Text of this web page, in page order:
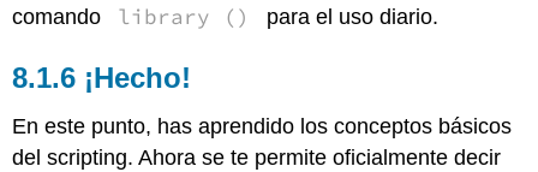
comando
library () para el uso diario.
¡Hecho!
En este punto, has aprendido los conceptos básicos
del scripting. Ahora se te permite oficialmente decir